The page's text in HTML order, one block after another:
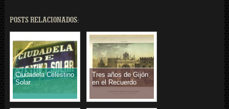
POSTS RELACIONADOS:
Ciudadela Celestino
Solar.
Tres años de Gijón
en el Recuerdo